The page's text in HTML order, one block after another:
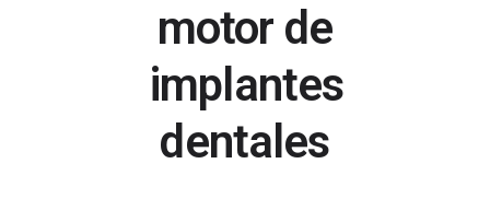
motor de
implantes
dentales